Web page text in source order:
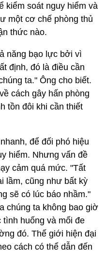
kiểm soát nguy hiểm và
một cơ chế phòng thủ
thức nào.
năng bạo lực bởi vì
định, đó là điều cần
ta." Ông cho biết.
cách gây hấn phòng
tồn đôi khi cần thiết
để đối phó hiệu
hiểm. Nhưng vấn đề
cảm quá mức. "Tất
lầm, cũng như bất kỳ
sẽ có lúc báo nhầm."
chúng ta không bao giờ
huống và mối đe
đó. Thế giới hiện đại
cách có thể dẫn đến